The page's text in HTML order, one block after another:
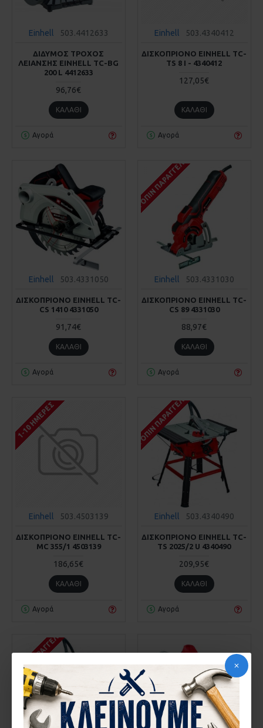
Einhell 503.4412633
ΔΙΔΥΜΟΣ ΤΡΟΧΟΣ
ΛΕΙΑΝΣΗΣ EINHELL TC-BG
200 L 4412633
96,76€
ΚΑΛΆΘΙ
Αγορά
Einhell 503.4340412
ΔΙΣΚΟΠΡΙΟΝΟ EINHELL TC-
TS 8 I - 4340412
127,05€
ΚΑΛΆΘΙ
Αγορά
Einhell 503.4331050
ΔΙΣΚΟΠΡΙΟΝΟ EINHELL TC-
CS 1410 4331050
91,74€
ΚΑΛΆΘΙ
Αγορά
ΚΑΤΌΠΙΝ ΠΑΡΑΓΓΕΛΊΑΣ
Einhell 503.4331030
ΔΙΣΚΟΠΡΙΟΝΟ EINHELL TC-
CS 89 4331030
88,97€
ΚΑΛΆΘΙ
Αγορά
1-10 ΗΜΈΡΕΣ
Einhell 503.4503139
ΔΙΣΚΟΠΡΙΟΝΟ EINHELL TC-
MC 355/1 4503139
186,65€
ΚΑΛΆΘΙ
Αγορά
ΚΑΤΌΠΙΝ ΠΑΡΑΓΓΕΛΊΑΣ
Einhell 503.4340490
ΔΙΣΚΟΠΡΙΟΝΟ EINHELL TC-
TS 2025/2 U 4340490
209,95€
ΚΑΛΆΘΙ
Αγορά
ΚΑΤΌΠΙΝ ΠΑΡΑΓΓΕΛΊΑΣ